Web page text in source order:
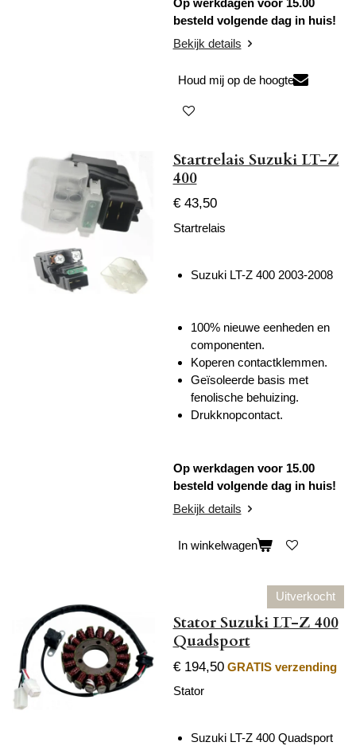
besteld volgende dag in huis!
Bekijk details
Houd mij op de hoogte
Startrelais Suzuki LT-Z
400
€ 43,50
Startrelais
Suzuki LT-Z 400 2003-2008
100% nieuwe eenheden en
componenten.
Koperen contactklemmen.
Geïsoleerde basis met
fenolische behuizing.
Drukknopcontact.
Op werkdagen voor 15.00
besteld volgende dag in huis!
Bekijk details
In winkelwagen
Uitverkocht
Stator Suzuki LT-Z 400
Quadsport
€ 194,50 GRATIS verzending
Stator
Suzuki LT-Z 400 Quadsport